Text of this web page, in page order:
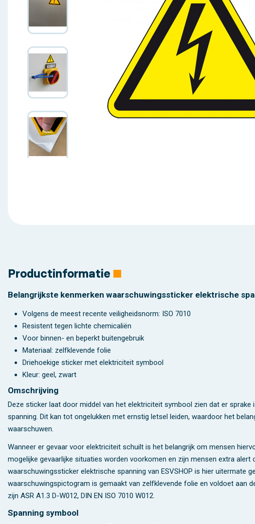
Productinformatie
Belangrijkste kenmerken waarschuwingssticker elektrische
Volgens de meest recente veiligheidsnorm: ISO 7010
Resistent tegen lichte chemicaliën
Voor binnen- en beperkt buitengebruik
Materiaal: zelfklevende folie
Driehoekige sticker met elektriciteit symbool
Kleur: geel, zwart
Omschrijving
Deze sticker laat door middel van het elektriciteit symbool zien dat er sprake
spanning. Dit kan tot ongelukken met ernstig letsel leiden, waardoor het
waarschuwen.
Wanneer er gevaar voor elektriciteit schuilt is het belangrijk om mensen
mogelijke gevaarlijke situaties worden voorkomen en zijn mensen extra alert
waarschuwingssticker elektrische spanning van ESVSHOP is hier uitermate
waarschuwingspictogram is gemaakt van zelfklevende folie en voldoet aan
zijn ASR A1.3 D-W012, DIN EN ISO 7010 W012.
Spanning symbool